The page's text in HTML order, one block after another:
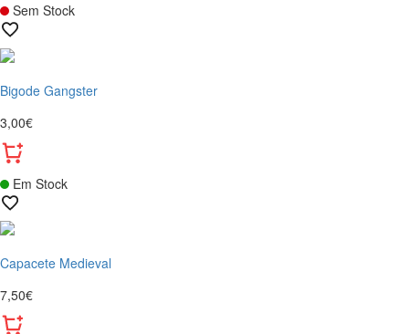
Sem Stock
Bigode Gangster
3,00€
Em Stock
Capacete Medieval
7,50€